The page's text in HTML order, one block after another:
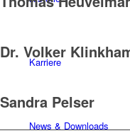
Karriere
News & Downloads
Dr. Volker
Sandra Pelser